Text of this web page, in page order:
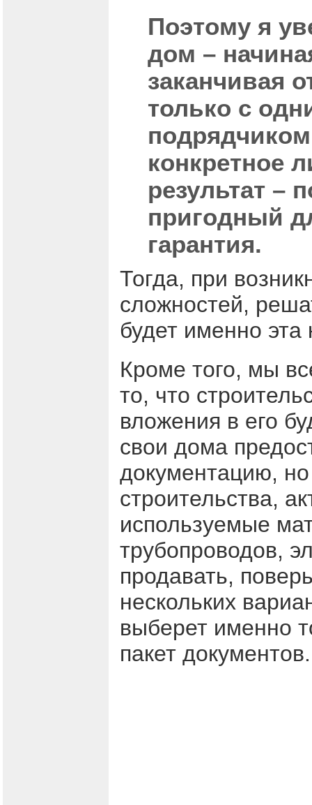
Поэтому я
дом –
заканчивая
только с
конкретное
результат –
пригодный
гарантия.
Тогда, при
сложностей,
будет именно эта
Кроме того, мы
то, что
вложения в его
свои дома
документацию,
строительства,
используемые
трубопроводов,
продавать,
нескольких
выберет именно
пакет документов.